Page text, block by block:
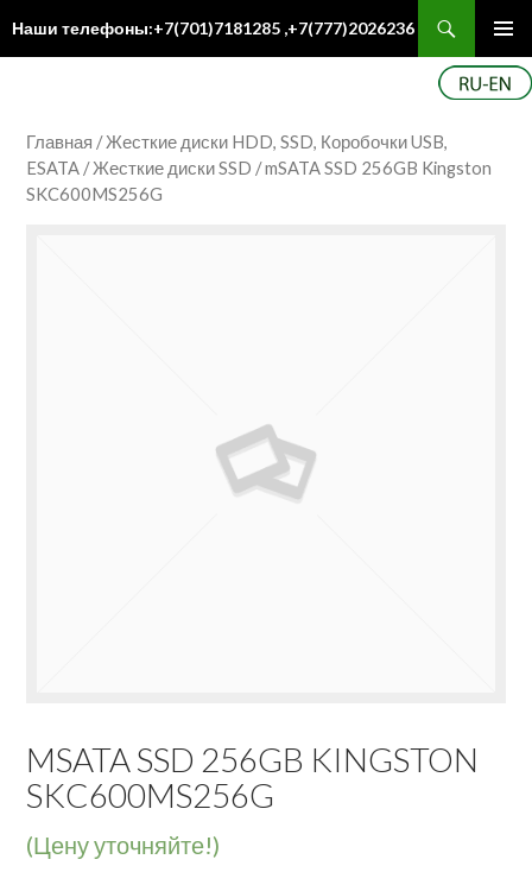
Наши телефоны:+7(701)7181285 ,+7(777)2026236
Главная /Жесткие диски HDD, SSD, Коробочки USB,
ESATA /Жесткие диски SSD / mSATA SSD 256GB Kingston
SKC600MS256G
MSATA SSD 256GB KINGSTON
SKC600MS256G
(Цену уточняйте!)